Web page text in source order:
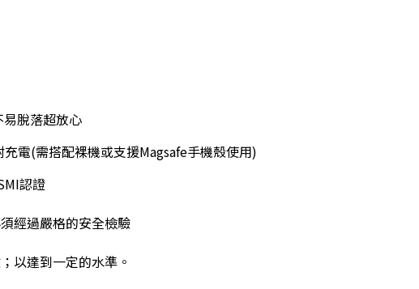
脫落超放心
電(需搭配裸機或支援Magsafe手機殼使用)
認證
經過嚴格的安全檢驗
以達到一定的水準。